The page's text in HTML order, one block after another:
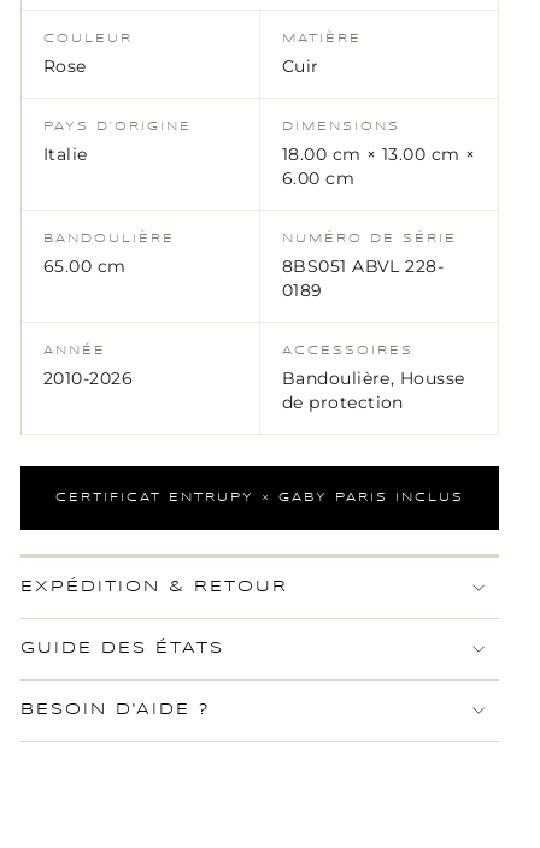
COULEUR
Rose
MATIÈRE
Cuir
PAYS D’ORIGINE
Italie
DIMENSIONS
18.00 cm × 13.00 cm ×
6.00 cm
BANDOULIÈRE
65.00 cm
NUMÉRO DE SÉRIE
8BS051 ABVL 228-
0189
ANNÉE
2010-2026
ACCESSOIRES
Bandoulière, Housse
de protection
CERTIFICAT ENTRUPY × GABY PARIS INCLUS
EXPÉDITION & RETOUR
GUIDE DES ÉTATS
BESOIN D'AIDE ?